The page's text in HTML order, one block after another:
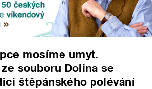
mosíme umyt.
souboru Dolina se
štěpánského polévání